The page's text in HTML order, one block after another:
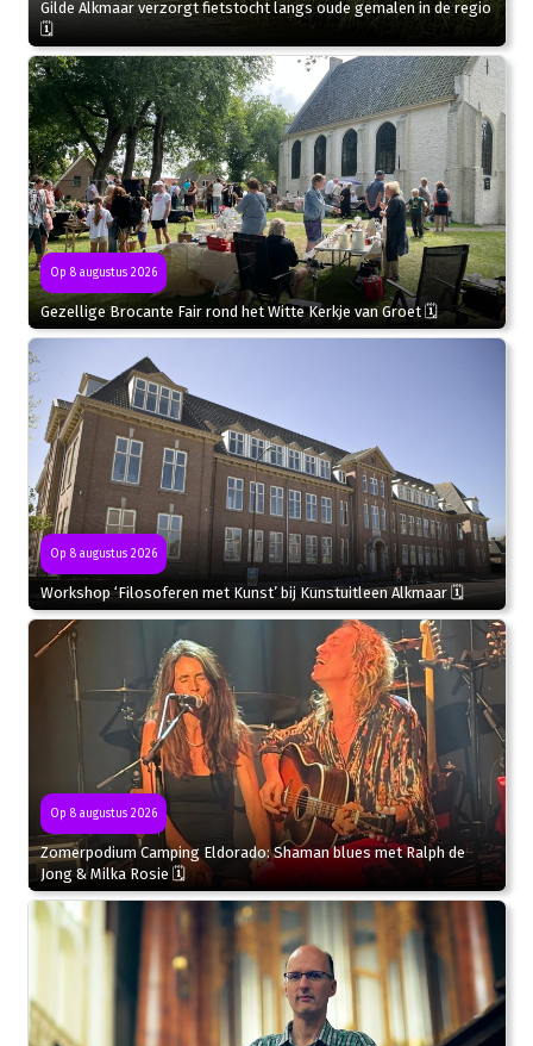
Gilde Alkmaar verzorgt fietstocht langs oude gemalen in de regio
🗓
Op 8 augustus 2026
Gezellige Brocante Fair rond het Witte Kerkje van Groet 🗓
Op 8 augustus 2026
Workshop ‘Filosoferen met Kunst’ bij Kunstuitleen Alkmaar 🗓
Op 8 augustus 2026
Zomerpodium Camping Eldorado: Shaman blues met Ralph de
Jong & Milka Rosie 🗓